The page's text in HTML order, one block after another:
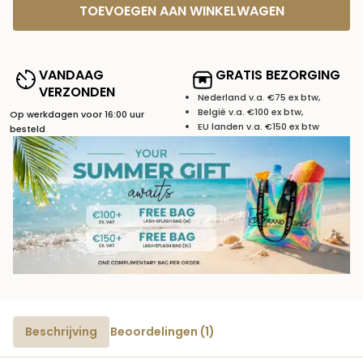
TOEVOEGEN AAN WINKELWAGEN
VANDAAG
VERZONDEN
Op werkdagen voor 16:00 uur
besteld
GRATIS BEZORGING
Nederland v.a. €75 ex btw,
België v.a. €100 ex btw,
EU landen v.a. €150 ex btw
Beschrijving Beoordelingen (1)